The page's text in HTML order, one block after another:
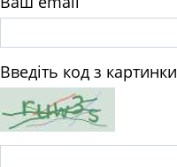
Введіть код з картинки